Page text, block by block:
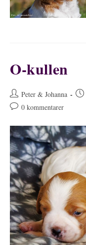
O-kullen
Inläggsförfattare:
Peter & Johanna
Kommentarer
inlägget:
0 kommentarer